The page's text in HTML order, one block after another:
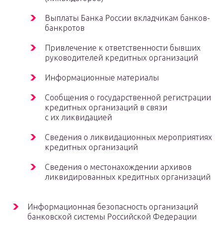
Выплаты Банка России вкладчикам банков-
банкротов
Привлечение к ответственности бывших
руководителей кредитных организаций
Информационные материалы
Сообщения о государственной регистрации
кредитных организаций в связи
с их ликвидацией
Сведения о ликвидационных мероприятиях
кредитных организаций
Сведения о местонахождении архивов
ликвидированных кредитных организаций
Информационная безопасность организаций
банковской системы Российской Федерации